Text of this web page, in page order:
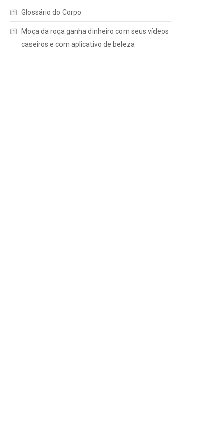
Glossário do Corpo
Moça da roça ganha dinheiro com seus vídeos
caseiros e com aplicativo de beleza